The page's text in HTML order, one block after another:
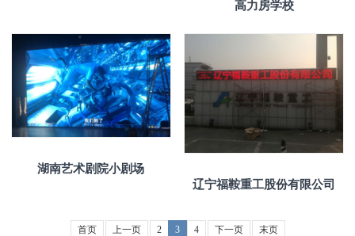
高力房学校
湖南艺术剧院小剧场
辽宁福鞍重工股份有限公司
首页 上一页 2 3 4 下一页 末页